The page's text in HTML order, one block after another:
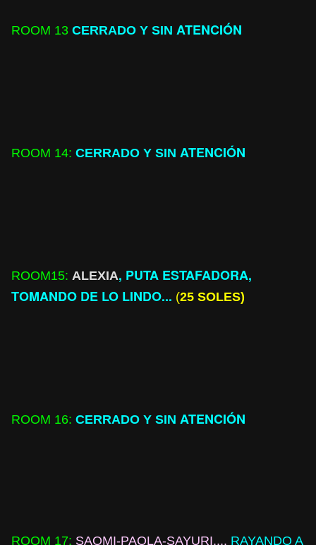
ROOM 13 CERRADO Y SIN ATENCIÓN
ROOM 14: CERRADO Y SIN ATENCIÓN
ROOM15: ALEXIA, PUTA ESTAFADORA,
TOMANDO DE LO LINDO... (25 SOLES)
ROOM 16: CERRADO Y SIN ATENCIÓN
ROOM 17: SAOMI-PAOLA-SAYURI.... RAYANDO A